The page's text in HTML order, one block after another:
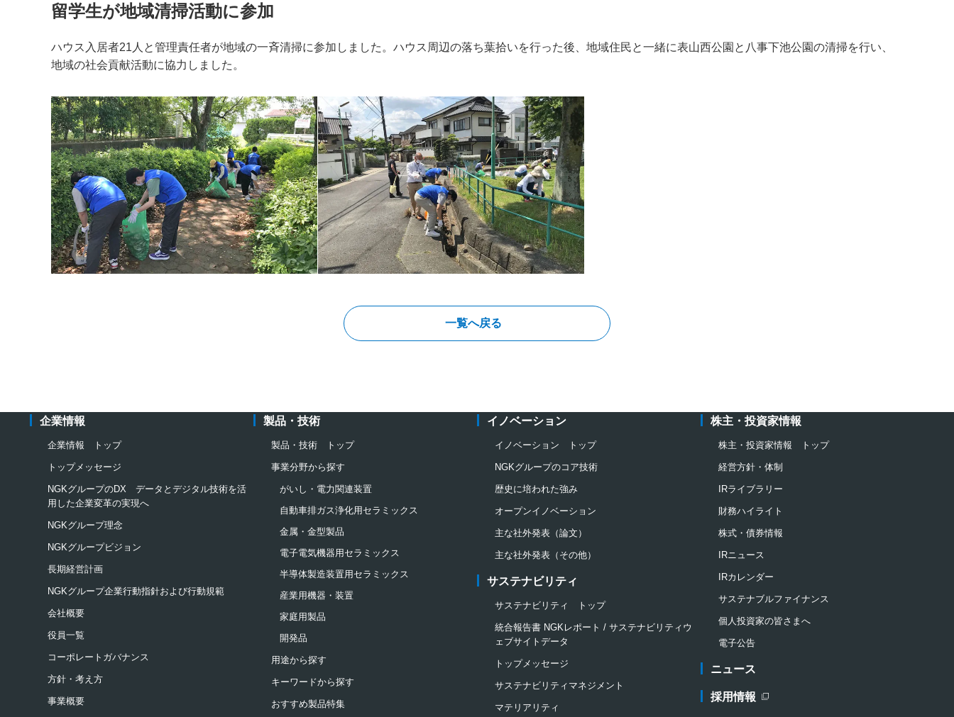
留学生が地域清掃活動に参加
ハウス入居者21人と管理責任者が地域の一斉清掃に参加しました。ハウス周辺の落ち葉拾いを行った後、地域住民と一緒に表山西公園と八事下池公園の清掃を行い、
地域の社会貢献活動に協力しました。
一覧へ戻る
企業情報
企業情報 トップ
トップメッセージ
NGKグループのDX データとデジタル技術を活
用した企業変革の実現へ
NGKグループ理念
NGKグループビジョン
長期経営計画
NGKグループ企業行動指針および行動規範
会社概要
役員一覧
コーポレートガバナンス
方針・考え方
事業概要
製品・技術
製品・技術 トップ
事業分野から探す
がいし・電力関連装置
自動車排ガス浄化用セラミックス
金属・金型製品
電子電気機器用セラミックス
半導体製造装置用セラミックス
産業用機器・装置
家庭用製品
開発品
用途から探す
キーワードから探す
おすすめ製品特集
イノベーション
イノベーション トップ
NGKグループのコア技術
歴史に培われた強み
オープンイノベーション
主な社外発表（論文）
主な社外発表（その他）
サステナビリティ
サステナビリティ トップ
統合報告書 NGKレポート / サステナビリティウ
ェブサイトデータ
トップメッセージ
サステナビリティマネジメント
マテリアリティ
株主・投資家情報
株主・投資家情報 トップ
経営方針・体制
IRライブラリー
財務ハイライト
株式・債券情報
IRニュース
IRカレンダー
サステナブルファイナンス
個人投資家の皆さまへ
電子公告
ニュース
採用情報